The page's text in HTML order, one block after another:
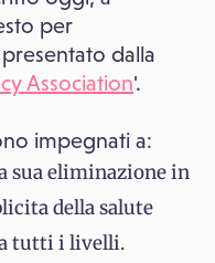
per
presentato dalla
Association'.
impegnati a:
sua eliminazione in
della salute
tutti i livelli.